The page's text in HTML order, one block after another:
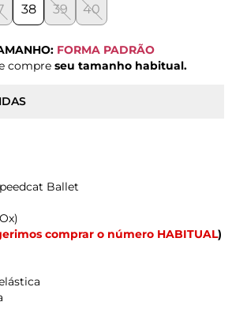
38 39 40
FORMA PADRÃO
compre seu tamanho habitual.
Ballet
comprar o número HABITUAL)